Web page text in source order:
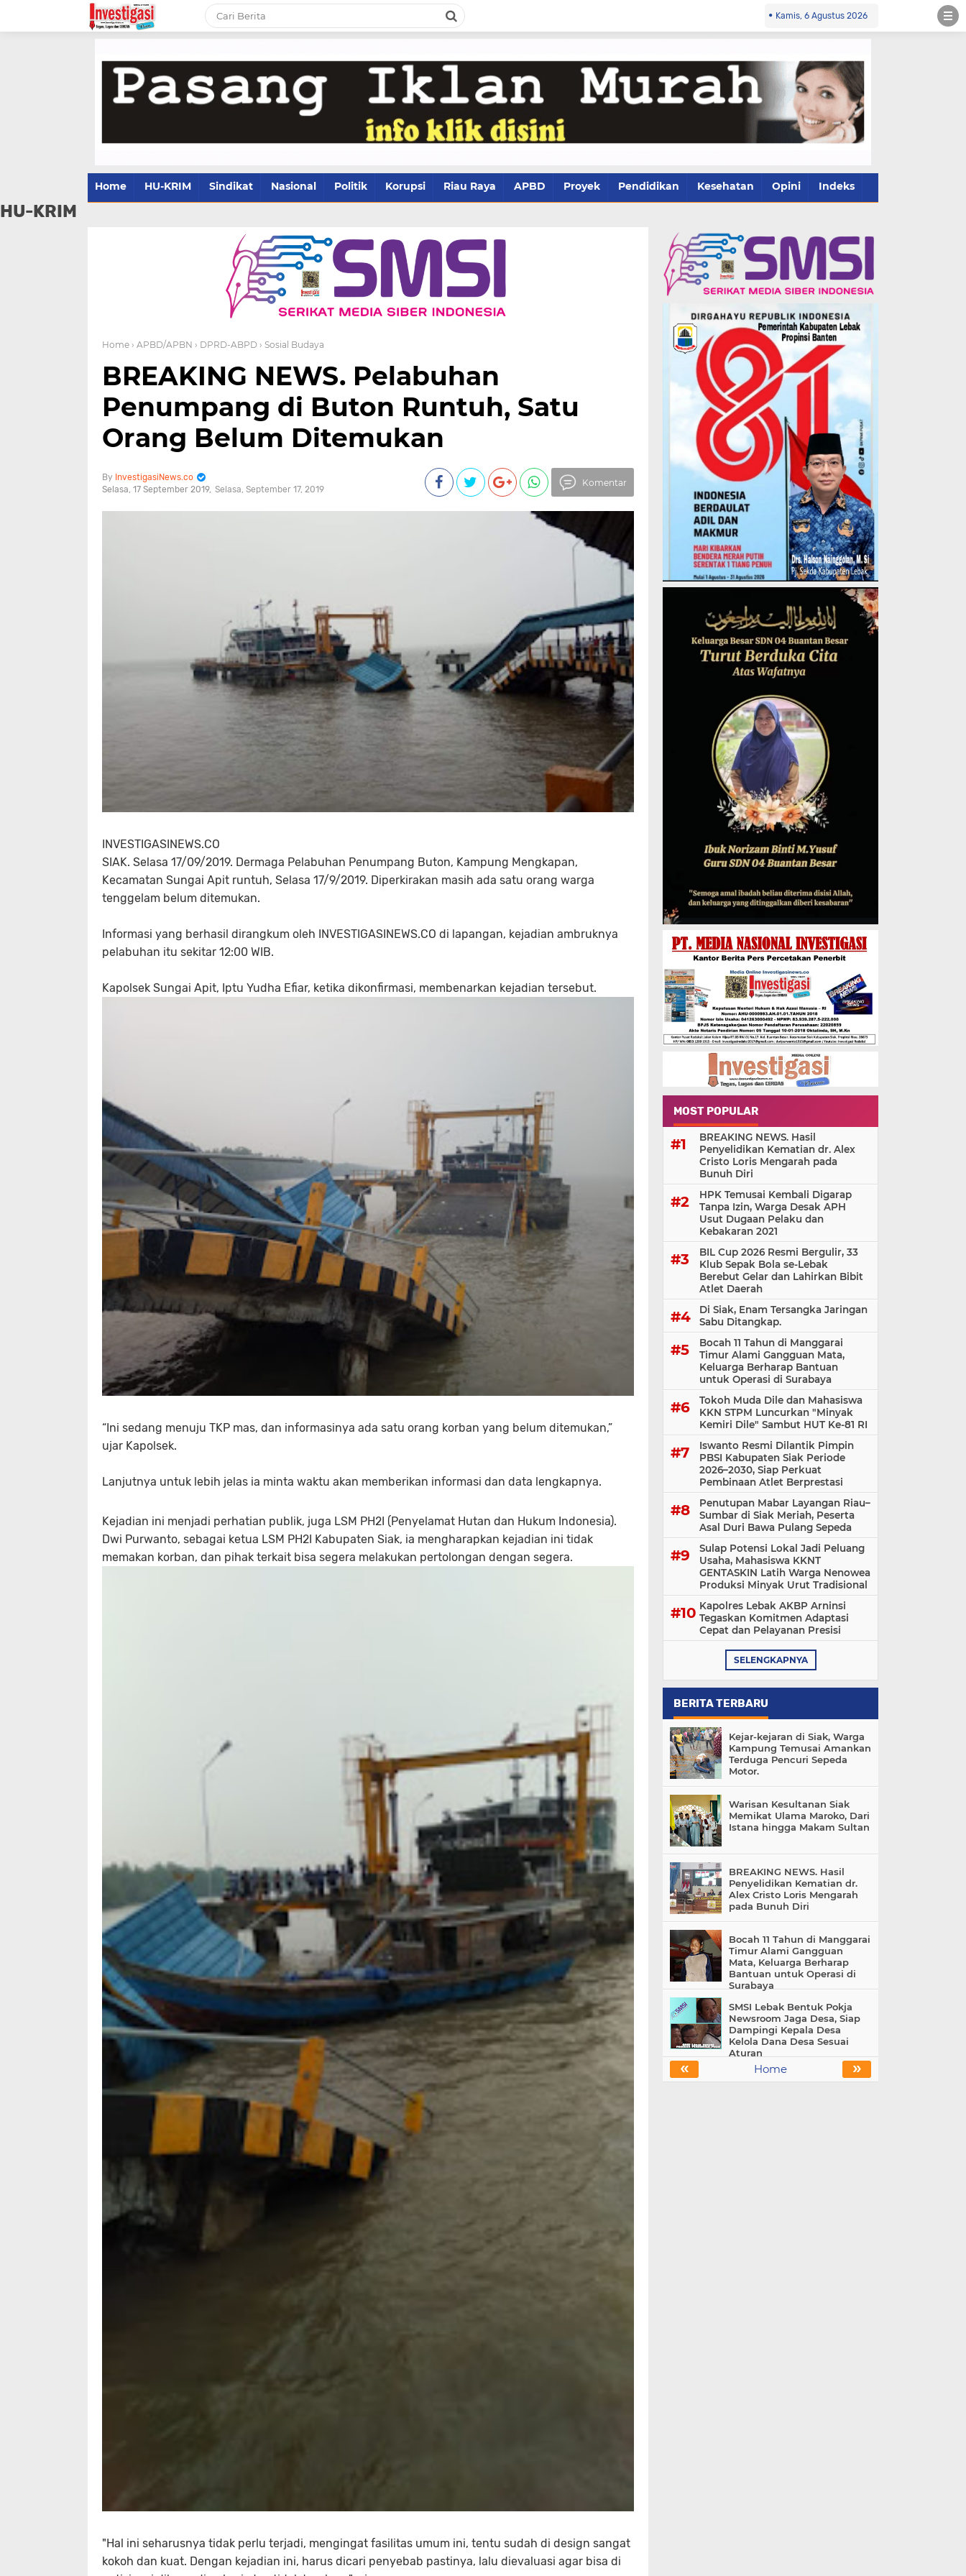
Kamis, 6 Agustus 2026
Home HU-KRIM Sindikat Nasional Politik Korupsi Riau Raya APBD Proyek Pendidikan Kesehatan Opini Indeks
HU-KRIM
Home › APBD/APBN › DPRD-ABPD › Sosial Budaya
BREAKING NEWS. Pelabuhan
Penumpang di Buton Runtuh, Satu
Orang Belum Ditemukan
InvestigasiNews.co
Selasa, 17 September 2019 Selasa, September 17, 2019
Komentar
INVESTIGASINEWS.CO
SIAK. Selasa 17/09/2019. Dermaga Pelabuhan Penumpang Buton, Kampung Mengkapan,
Kecamatan Sungai Apit runtuh, Selasa 17/9/2019. Diperkirakan masih ada satu orang warga
tenggelam belum ditemukan.
Informasi yang berhasil dirangkum oleh INVESTIGASINEWS.CO di lapangan, kejadian ambruknya
pelabuhan itu sekitar 12:00 WIB.
Kapolsek Sungai Apit, Iptu Yudha Efiar, ketika dikonfirmasi, membenarkan kejadian tersebut.
“Ini sedang menuju TKP mas, dan informasinya ada satu orang korban yang belum ditemukan,”
ujar Kapolsek.
Lanjutnya untuk lebih jelas ia minta waktu akan memberikan informasi dan data lengkapnya.
Kejadian ini menjadi perhatian publik, juga LSM PH2I (Penyelamat Hutan dan Hukum Indonesia).
Dwi Purwanto, sebagai ketua LSM PH2I Kabupaten Siak, ia mengharapkan kejadian ini tidak
memakan korban, dan pihak terkait bisa segera melakukan pertolongan dengan segera.
"Hal ini seharusnya tidak perlu terjadi, mengingat fasilitas umum ini, tentu sudah di design sangat
kokoh dan kuat. Dengan kejadian ini, harus dicari penyebab pastinya, lalu dievaluasi agar bisa di
MOST POPULAR
BREAKING NEWS. Hasil
Penyelidikan Kematian dr. Alex
Cristo Loris Mengarah pada
Bunuh Diri
HPK Temusai Kembali Digarap
Tanpa Izin, Warga Desak APH
Usut Dugaan Pelaku dan
Kebakaran 2021
BIL Cup 2026 Resmi Bergulir, 33
Klub Sepak Bola se-Lebak
Berebut Gelar dan Lahirkan Bibit
Atlet Daerah
Di Siak, Enam Tersangka Jaringan
Sabu Ditangkap.
Bocah 11 Tahun di Manggarai
Timur Alami Gangguan Mata,
Keluarga Berharap Bantuan
untuk Operasi di Surabaya
Tokoh Muda Dile dan Mahasiswa
KKN STPM Luncurkan "Minyak
Kemiri Dile" Sambut HUT Ke-81 RI
Iswanto Resmi Dilantik Pimpin
PBSI Kabupaten Siak Periode
2026–2030, Siap Perkuat
Pembinaan Atlet Berprestasi
Penutupan Mabar Layangan Riau–
Sumbar di Siak Meriah, Peserta
Asal Duri Bawa Pulang Sepeda
Sulap Potensi Lokal Jadi Peluang
Usaha, Mahasiswa KKNT
GENTASKIN Latih Warga Nenowea
Produksi Minyak Urut Tradisional
Kapolres Lebak AKBP Arninsi
Tegaskan Komitmen Adaptasi
Cepat dan Pelayanan Presisi
SELENGKAPNYA
BERITA TERBARU
Kejar-kejaran di Siak, Warga
Kampung Temusai Amankan
Terduga Pencuri Sepeda
Motor.
Warisan Kesultanan Siak
Memikat Ulama Maroko, Dari
Istana hingga Makam Sultan
BREAKING NEWS. Hasil
Penyelidikan Kematian dr.
Alex Cristo Loris Mengarah
pada Bunuh Diri
Bocah 11 Tahun di Manggarai
Timur Alami Gangguan
Mata, Keluarga Berharap
Bantuan untuk Operasi di
Surabaya
SMSI Lebak Bentuk Pokja
Newsroom Jaga Desa, Siap
Dampingi Kepala Desa
Kelola Dana Desa Sesuai
Aturan
« »
Home